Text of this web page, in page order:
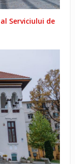
Serviciului de